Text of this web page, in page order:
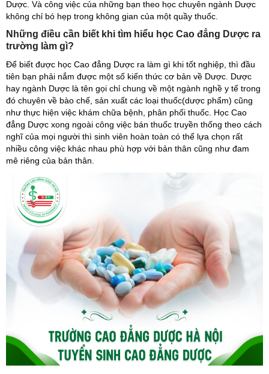
Dược. Và công việc của những bạn theo học chuyên ngành Dược
không chỉ bó hẹp trong không gian của một quầy thuốc.
Những điều cần biết khi tìm hiểu học Cao đẳng Dược ra
trường làm gì?
Để biết được học Cao đẳng Dược ra làm gì khi tốt nghiệp, thì đầu
tiên bạn phải nắm được một số kiến thức cơ bản về Dược. Dược
hay ngành Dược là tên gọi chỉ chung về một ngành nghề y tế trong
đó chuyên về bào chế, sản xuất các loại thuốc(dược phẩm) cũng
như thực hiện việc khám chữa bệnh, phân phối thuốc. Học Cao
đẳng Dược xong ngoài công việc bán thuốc truyền thống theo cách
nghĩ của mọi người thì sinh viên hoàn toàn có thể lựa chọn rất
nhiều công việc khác nhau phù hợp với bản thân cũng như đam
mê riêng của bản thân.